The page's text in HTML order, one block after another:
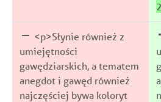
<p>Słynie również z
umiejętności
gawędziarskich, a tematem
anegdot i gawęd również
najczęściej bywa koloryt